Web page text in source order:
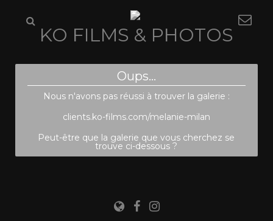
KO FILMS & PHOTOS
Oups...
Nous n'avons pas réussi à trouver la galerie :
clients.ko-films.com/melanie-milan
Peut-être que la galerie que vous cherchez se
trouve ci-dessous ?